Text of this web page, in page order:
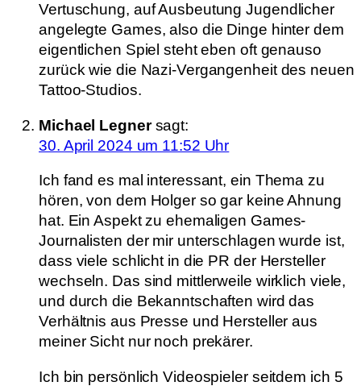
Vertuschung, auf Ausbeutung Jugendlicher
angelegte Games, also die Dinge hinter dem
eigentlichen Spiel steht eben oft genauso
zurück wie die Nazi-Vergangenheit des neuen
Tattoo-Studios.
Michael Legner sagt:
30. April 2024 um 11:52 Uhr
Ich fand es mal interessant, ein Thema zu
hören, von dem Holger so gar keine Ahnung
hat. Ein Aspekt zu ehemaligen Games-
Journalisten der mir unterschlagen wurde ist,
dass viele schlicht in die PR der Hersteller
wechseln. Das sind mittlerweile wirklich viele,
und durch die Bekanntschaften wird das
Verhältnis aus Presse und Hersteller aus
meiner Sicht nur noch prekärer.
Ich bin persönlich Videospieler seitdem ich 5